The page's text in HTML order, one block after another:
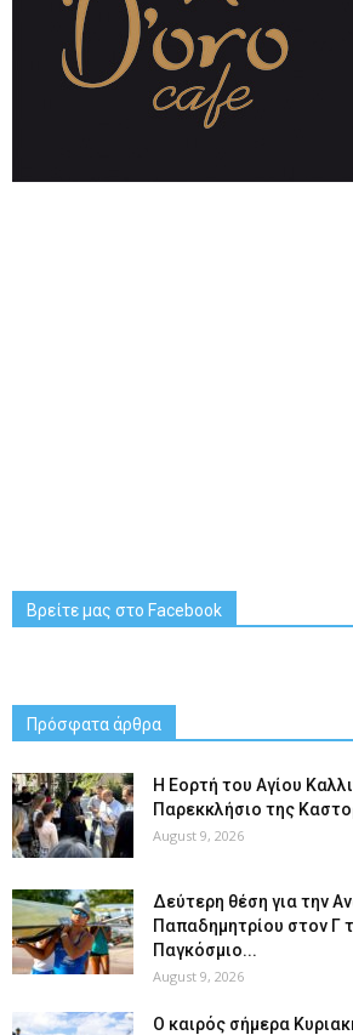
Βρείτε μας στο Facebook
Πρόσφατα άρθρα
H Εορτή του Αγίου
Παρεκκλήσιο της
August 9, 2026
Δεύτερη θέση για την
Παπαδημητρίου στον Γ
Παγκόσμιο...
August 9, 2026
Ο καιρός σήμερα